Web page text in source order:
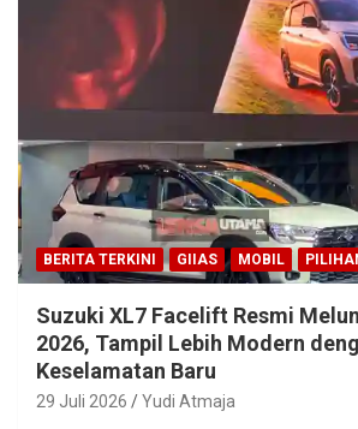
BERITA TERKINI GIIAS MOBIL
Suzuki XL7 Facelift Resmi
2026, Tampil Lebih Modern
Keselamatan Baru
29 Juli 2026 Yudi Atmaja